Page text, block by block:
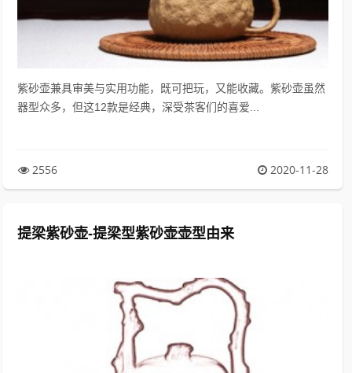
紫砂壶兼具审美与实用功能，既可把玩，又能收藏。紫砂壶虽然
器型众多，但这12款是经典，深受茶客们的喜爱...
2556 2020-11-28
提梁紫砂壶-提梁型紫砂壶壶型由来